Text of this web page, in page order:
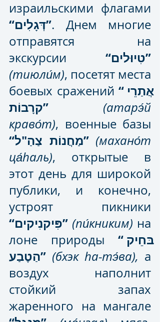
“דְּגָלִים”. Днем многие
отправятся на
экскурсии
“טִיוּלים”
(тиюли́м), посетят места
боевых сражений “אֲתַרֵי
קרָבוֹת”
(атарэ́й
краво́т)
“מַחֲנוֹת צַהַ"ל” (махано́т
ца́hаль), открытые в
этот день для широкой
публики, и конечно,
“פִּיקנִיקים” (пи́книким) на
лоне природы “בּחֵיק
הַטֶבַע” (бхэк hа-тэ́ва), а
воздух наполнит
стойкий запах